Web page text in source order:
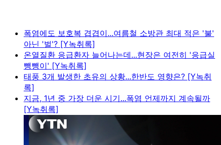
폭염에도 보호복 겹겹이...여름철 소방관 최대 적은 '불'
아닌 '벌'? [Y녹취록]
온열질환 응급환자 늘어나는데...현장은 여전히 '응급실
뺑뺑이' [Y녹취록]
태풍 3개 발생한 초유의 상황...한반도 영향은? [Y녹취
록]
지금, 1년 중 가장 더운 시기...폭염 언제까지 계속될까
[Y녹취록]